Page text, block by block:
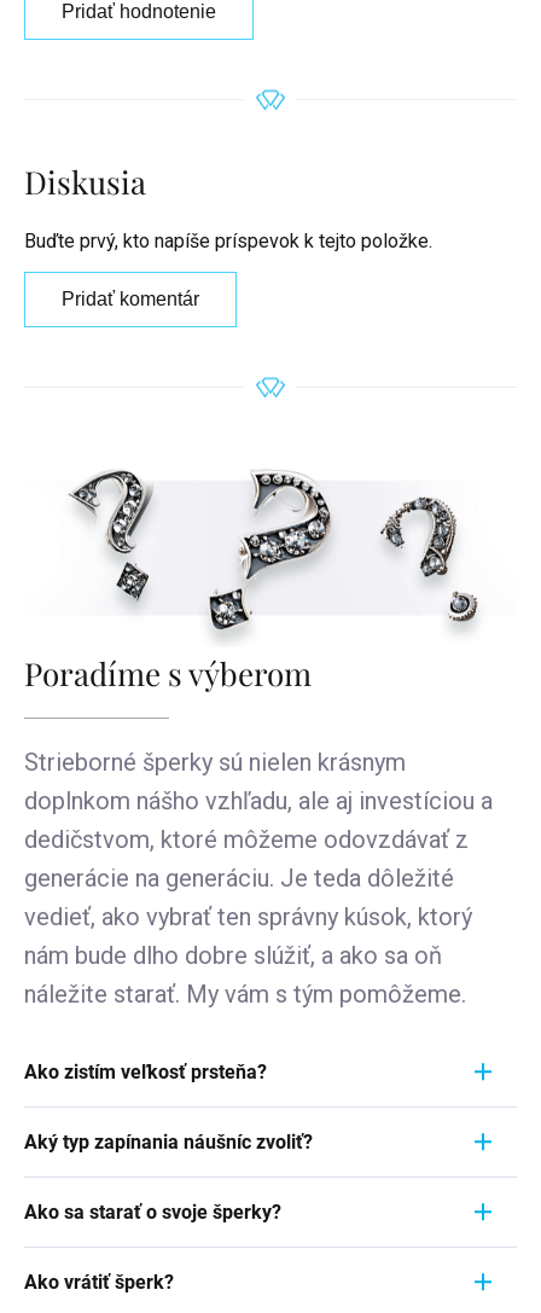
Pridať hodnotenie
Diskusia
Buďte prvý, kto napíše príspevok k tejto položke.
Pridať komentár
Poradíme s výberom
Strieborné šperky sú nielen krásnym
doplnkom nášho vzhľadu, ale aj investíciou a
dedičstvom, ktoré môžeme odovzdávať z
generácie na generáciu. Je teda dôležité
vedieť, ako vybrať ten správny kúsok, ktorý
nám bude dlho dobre slúžiť, a ako sa oň
náležite starať. My vám s tým pomôžeme.
Ako zistím veľkosť prsteňa?
Aby ste zistili jeho veľkosť, vezmite pravítko a
položte ho priamo na prstienok, ktorý momentálne
nosíte. Dôležité je zamerať sa na jeho VNÚTORNÝ
znamená to, že vaša veľkosť prstienka je 7.
Aký typ zapínania náušníc zvoliť?
pohodlie, bezpečnosť a štýl náušníc. Strieborné
náušnice zvyčajne majú klasické háčiky, ktoré sú
jednoduché a pohodlné. Náušnice s pevným
Ako sa starať o svoje šperky?
vkusu, ale často aj symbolom významnej životnej
Ako vrátiť šperk?